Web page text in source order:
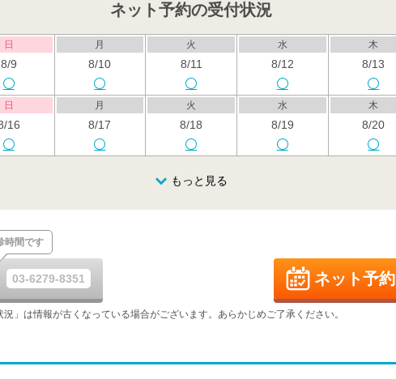
ネット予約の受付状況
日
8/9
月
8/10
火
8/11
水
8/12
木
8/13
日
16
月
8/17
火
8/18
水
8/19
木
8/20
8/25
30
日
9/6 9/7
水
9/9
木
9/10
13 9/14 9/15
9/16
9/17
もっと見る
時間です
03-6279-8351 ネット予約
」は情報が古くなっている場合がございます。あらかじめご了承ください。